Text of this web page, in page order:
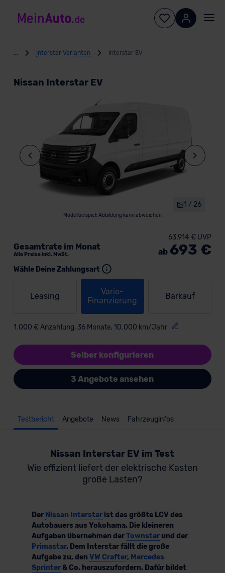
Interstar Varianten Interstar EV
Nissan Interstar EV
Modellbeispiel: Abbildung kann abweichen
1 / 26
Wähle Deine Zahlungsart
Leasing
Vario-
Finanzierung
Barkauf
1.000 € Anzahlung, 36 Monate, 10.000 km/Jahr
Gesamtrate im Monat
Alle Preise inkl. MwSt.
63.914 € UVP
ab 693 €
Selber konfigurieren
3 Angebote ansehen
Testbericht Angebote News Fahrzeuginfos
Nissan Interstar EV im Test
Wie effizient liefert der elektrische Kasten
große Lasten?
Der Nissan Interstarist das größte LCV des
Autobauers aus Yokohama. Die kleineren
Aufgaben übernehmen derTownstarund der
Primastar. Dem Interstar fällt die große
Aufgabe zu, den VW Crafter, Mercedes
Sprinter& Co. herauszufordern. Dafür bildet